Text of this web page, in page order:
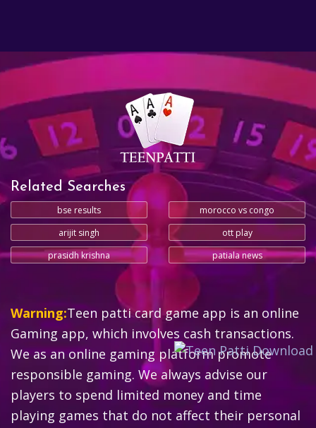
Related Searches
bse results
morocco vs congo
arijit singh
ott play
prasidh krishna
patiala news
Warning:Teen patti card game app is an online
Gaming app, which involves cash transactions.
We as an online gaming platform promote
responsible gaming. We always advise our
players to spend limited money and time
playing games that do not affect their personal